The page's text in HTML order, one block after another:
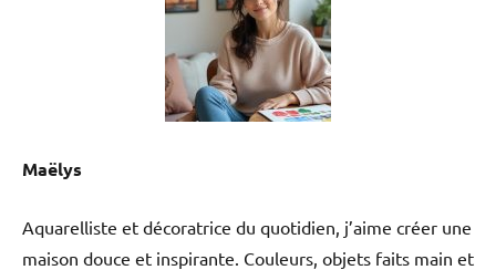
Maëlys
Aquarelliste et décoratrice du quotidien, j’aime créer une
maison douce et inspirante. Couleurs, objets faits main et